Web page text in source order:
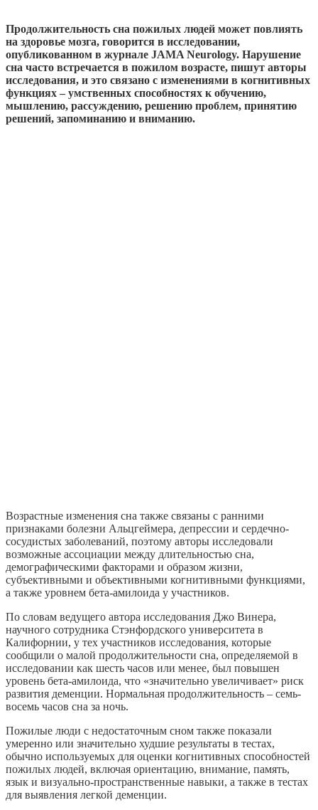
Продолжительность сна пожилых людей может повлиять
на здоровье мозга, говорится в исследовании,
опубликованном в журнале JAMA Neurology. Нарушение
сна часто встречается в пожилом возрасте, пишут авторы
исследования, и это связано с изменениями в когнитивных
функциях – умственных способностях к обучению,
мышлению, рассуждению, решению проблем, принятию
решений, запоминанию и вниманию.
Возрастные изменения сна также связаны с ранними
признаками болезни Альцгеймера, депрессии и сердечно-
сосудистых заболеваний, поэтому авторы исследовали
возможные ассоциации между длительностью сна,
демографическими факторами и образом жизни,
субъективными и объективными когнитивными функциями,
а также уровнем бета-амилоида у участников.
По словам ведущего автора исследования Джо Винера,
научного сотрудника Стэнфордского университета в
Калифорнии, у тех участников исследования, которые
сообщили о малой продолжительности сна, определяемой в
исследовании как шесть часов или менее, был повышен
уровень бета-амилоида, что «значительно увеличивает» риск
развития деменции. Нормальная продолжительность – семь-
восемь часов сна за ночь.
Пожилые люди с недостаточным сном также показали
умеренно или значительно худшие результаты в тестах,
обычно используемых для оценки когнитивных способностей
пожилых людей, включая ориентацию, внимание, память,
язык и визуально-пространственные навыки, а также в тестах
для выявления легкой деменции.